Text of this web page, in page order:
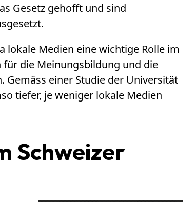
Gesetz gehofft und sind
lokale Medien eine wichtige Rolle im
für die Meinungsbildung und die
einer Studie der Universität
tiefer, je weniger lokale Medien
Schweizer